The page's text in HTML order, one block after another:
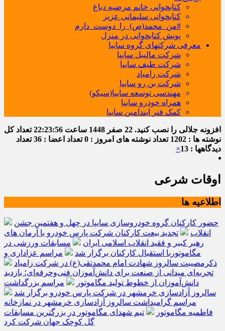
کتابخوانی خانم مرضیه دباغ
کتابخوانی سلیمانی عزیز
#من_محمد(ص)_را_دوست_دارم
پویش کتابخوانی در منزل
معرفی شرکتهای گروه سایپا
شرکت مالیبل سایپا
شرکت طیف سایپا
شرکت زامیاد
شرکت بن رو سایپا
مهندسی توسعه سایپا(سیکو)
همراه خودرو سایپا
کمک فنر ایندامین سایپا
افزونه جلالی را نصب کنید. 22 صفر 1448 ساعت 22:23:57تعداد کل
نوشته ها : 1202
تعداد نوشته های امروز : 0 تعداد اعضا : 36
تعداد
دیدگاهها : 13
×
اوقات شرعی
اطلاعیه ها
حضور کارکنان گروه خودروسازی سایپا در چهل و هفتمین جشن
انقلاب
تجدید بیعت کارکنان شرکت پارس خودرو با آرمان های
رهبر کبیر و فقید انقلاب اسلامی ایران
مسابقات ورزشی در
مگاموتوربا استقبال کارکنان برگزار شد
مراسم عزاداری و
ذکرمصیبت سالروز شهادت امام محمدتقی(ع) در شرکت زامیاد
تجربه‌ای میدانی از صنعت برای دانش‌آموزان فنی‌وحرفه‌ای؛ بازدید
دانش‌آموزان از خطوط تولید مگاموتور
مراسم بزرگداشت
سالروز آزادسازی خرمشهر در شرکت پارس خودرو برگزار شد
مراسم گرامیداشت سالروز آزادسازی خرمشهر در نمازخانه
فاطمیه مگاموتور
تیم شهدای مگاموتور در بزرگترین مسابقات
گل کوچک جهان شرکت کرد